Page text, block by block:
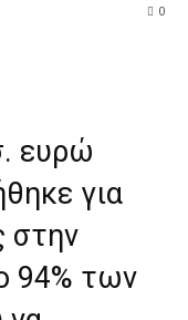
0
ευρώ
για
στην
94% των